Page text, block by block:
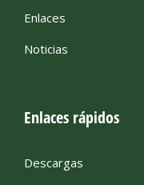
Enlaces
Noticias
Enlaces rápidos
Descargas